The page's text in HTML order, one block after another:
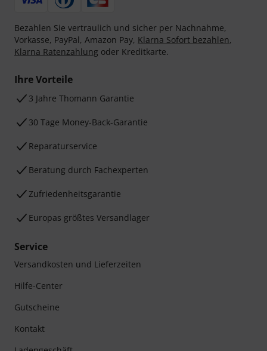
Bezahlen Sie vertraulich und sicher per Nachnahme,
Vorkasse, PayPal, Amazon Pay, Klarna Sofort bezahlen,
Klarna Ratenzahlung oder Kreditkarte.
Ihre Vorteile
3 Jahre Thomann Garantie
30 Tage Money-Back-Garantie
Reparaturservice
Beratung durch Fachexperten
Zufriedenheitsgarantie
Europas größtes Versandlager
Service
Versandkosten und Lieferzeiten
Hilfe-Center
Gutscheine
Kontakt